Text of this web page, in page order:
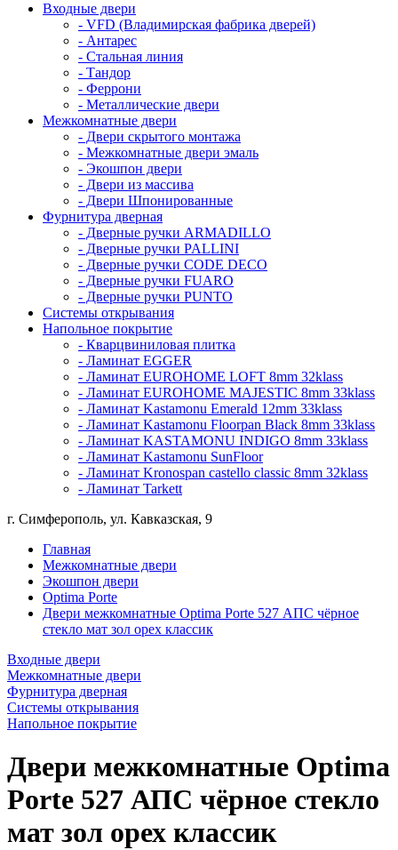
Входные двери
- VFD (Владимирская фабрика дверей)
- Антарес
- Стальная линия
- Тандор
- Феррони
- Металлические двери
Межкомнатные двери
- Двери скрытого монтажа
- Межкомнатные двери эмаль
- Экошпон двери
- Двери из массива
- Двери Шпонированные
Фурнитура дверная
- Дверные ручки ARMADILLO
- Дверные ручки PALLINI
- Дверные ручки CODE DECO
- Дверные ручки FUARO
- Дверные ручки PUNTO
Системы открывания
Напольное покрытие
- Кварцвиниловая плитка
- Ламинат EGGER
- Ламинат EUROHOME LOFT 8mm 32klass
- Ламинат EUROHOME MAJESTIC 8mm 33klass
- Ламинат Kastamonu Emerald 12mm 33klass
- Ламинат Kastamonu Floorpan Black 8mm 33klass
- Ламинат KASTAMONU INDIGO 8mm 33klass
- Ламинат Kastamonu SunFloor
- Ламинат Kronospan castello classic 8mm 32klass
- Ламинат Tarkett
г. Симферополь, ул. Кавказская, 9
Главная
Межкомнатные двери
Экошпон двери
Optima Porte
Двери межкомнатные Optima Porte 527 АПС чёрное
стекло мат зол орех классик
Входные двери
Межкомнатные двери
Фурнитура дверная
Системы открывания
Напольное покрытие
Двери межкомнатные Optima
Porte 527 АПС чёрное стекло
мат зол орех классик